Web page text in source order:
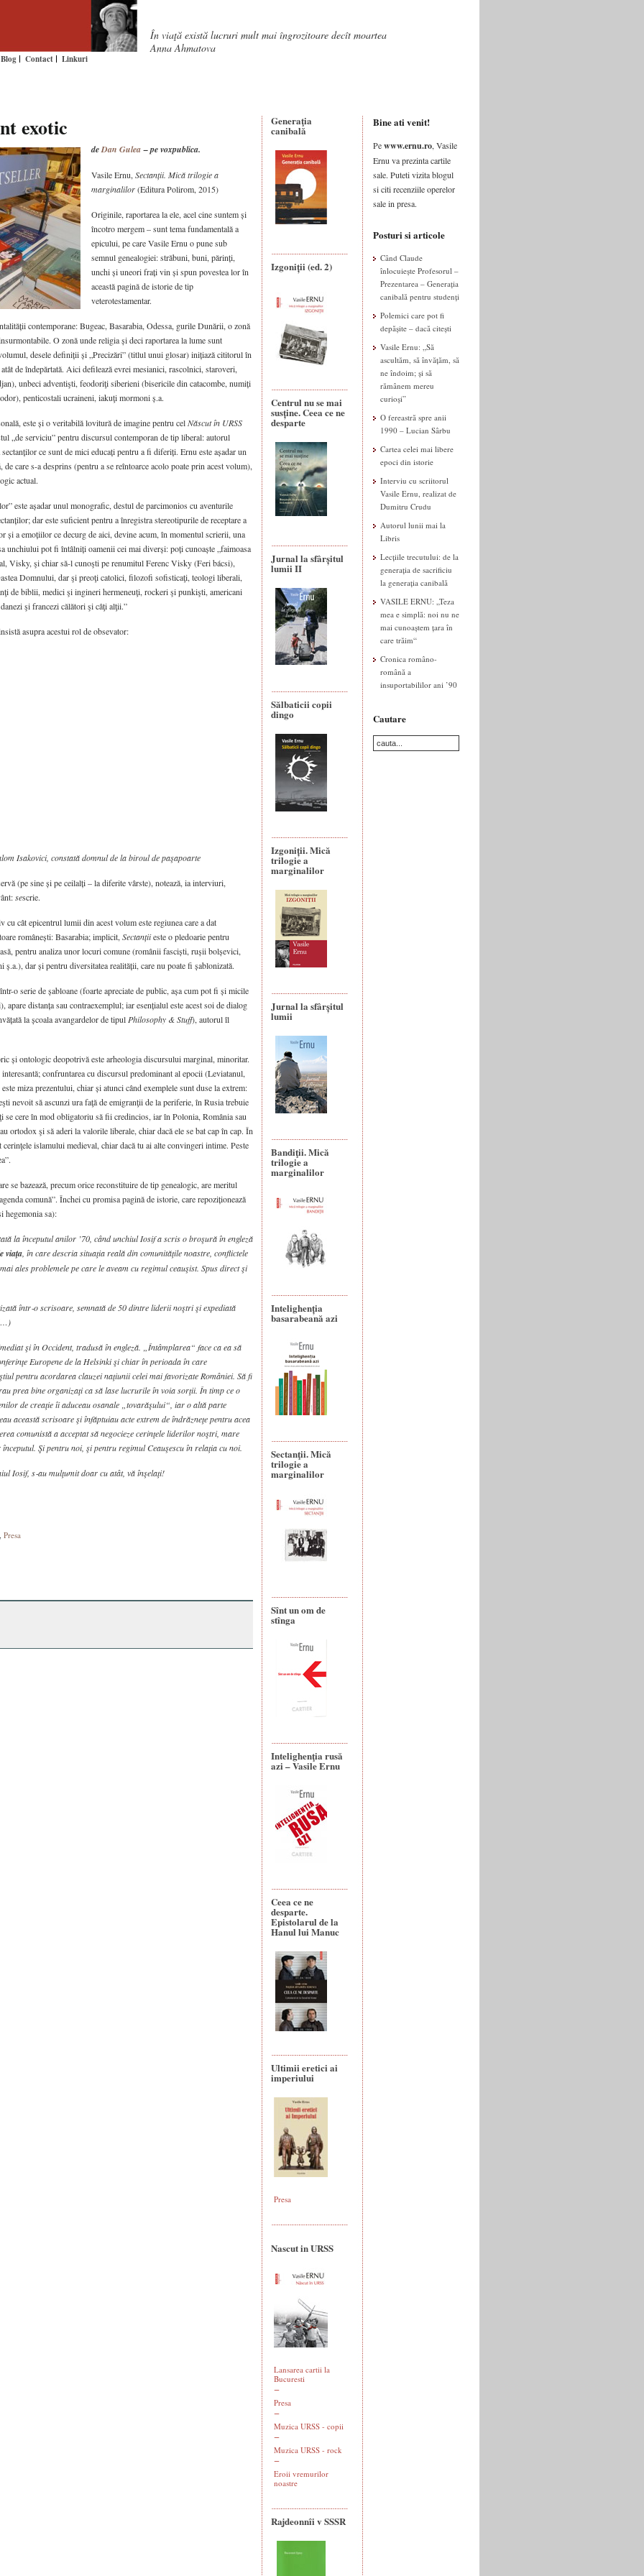
Blog Contact Linkuri
În viaţă există lucruri mult mai îngrozitoare decît moartea
Anna Ahmatova
exotic
deDan Gulea– pe voxpublica.
Vasile Ernu, Sectanții. Mică trilogie a
marginalilor(Editura Polirom, 2015)
Originile, raportarea la ele, acel cine suntem și
încotro mergem – sunt tema fundamentală a
epicului, pe care Vasile Ernu o pune sub
semnul genealogiei: străbuni, buni, părinți,
unchi și uneori frați vin și spun povestea lor în
această pagină de istorie de tip
veterotestamentar.
contemporane: Bugeac, Basarabia, Odessa, gurile Dunării, o zonă
O zonă unde religia și deci raportarea la lume sunt
desele definiții și „Precizări” (titlul unui glosar) inițiază cititorul în
de îndepărtată. Aici defilează evrei mesianici, rascolnici, staroveri,
unbeci adven­tişti, feodoriţi siberieni (bisericile din catacombe, numiți
penticostali ucraineni, iakuţi mormoni ș.a.
este și o veritabilă lovitură de imagine pentru celNăscut în URSS
„de serviciu” pentru discursul contemporan de tip liberal: autorul
ce sunt de mici educați pentru a fi diferiți. Ernu este așadar un
de care s-a desprins (pentru a se reîntoarce acolo poate prin acest volum),
actual.
este așadar unul monografic, destul de parcimonios cu aventurile
dar este suficient pentru a înregistra stereotipurile de receptare a
și a emoțiilor ce decurg de aici, devine acum, în momentul scrierii, una
unchiului pot fi întâlniți oamenii cei mai diverși: poți cunoaște „faimoasa
Visky, şi chiar să‑l cunoşti pe renumitul Ferenc Visky (Feri bácsi),
Domnului, dar şi preoţi catolici, filozofi sofisticaţi, teologi liberali,
de biblii, medici şi ingineri hermene­uţi, rockeri şi punkişti, americani
şi francezi călători şi câţi alţii.”
asupra acestui rol de obsevator:
Isakovici, constată domnul de la biroul de paşapoarte
(pe sine și pe ceilalți – la diferite vârste), notează, ia interviuri,
sescrie.
cu cât epicentrul lumii din acest volum este regiunea care a dat
românești: Basarabia; implicit, Sectanțiieste o pledoarie pentru
pentru analiza unor locuri comune (românii fasciști, rușii bolșevici,
dar și pentru diversitatea realității, care nu poate fi șablonizată.
o serie de șabloane (foarte apreciate de public, așa cum pot fi și micile
apare distanța sau contraexemplul; iar esențialul este acest soi de dialog
la școala avangardelor de tipul Philosophy & Stuff), autorul îl
și ontologic deopotrivă este arheologia discursului marginal, minoritar.
confruntarea cu discursul predominant al epocii (Leviatanul,
miza prezentului, chiar și atunci când exemplele sunt duse la extrem:
nevoit să ascunzi ura faţă de emigranţii de la perife­rie, în Rusia trebuie
se cere în mod obligatoriu să fii credincios, iar în Polonia, România sau
ortodox şi să aderi la valorile libe­rale, chiar dacă ele se bat cap în cap. În
islamului medie­val, chiar dacă tu ai alte convingeri intime. Peste
se bazează, precum orice reconstituire de tip genealogic, are meritul
comună”. Închei cu promisa pagină de istorie, care repoziționează
hegemonia sa):
la înce­putul anilor ’70, când unchiul Iosif a scris o broşură în engleză
viaţa , în care descria situaţia reală din comunităţile noastre, conflictele
ales problemele pe care le aveam cu regi­mul ceauşist. Spus direct şi
într‑o scrisoare, semnată de 50 dintre liderii noştri şi expe­diată
şi în Occident, tradusă în engleză. „Întâmplarea“ face ca ea să
Europene de la Helsinki şi chiar în perioada în care
pentru acordarea clauzei naţiunii celei mai favorizate României. Să fi
prea bine organizaţi ca să lase lucrurile în voia sorţii. În timp ce o
de creaţie îi aduceau osanale „tovarăşului“, iar o altă parte
această scrisoare şi înfăptuiau acte extrem de îndrăzneţe pen­tru acea
comunistă a acceptat să negocieze cerinţele liderilor noştri, mare
Şi pentru noi, şi pentru regimul Ceauşescu în relaţia cu noi.
Iosif, s‑au mulţumit doar cu atât, vă înşelaţi!
, Presa
Generaţia
canibală
Izgoniții (ed. 2)
Centrul nu se mai
susține. Ceea ce ne
desparte
Jurnal la sfârșitul
lumii II
Sălbaticii copii
dingo
Izgoniții. Mică
trilogie a
marginalilor
Jurnal la sfârșitul
lumii
Bandiţii. Mică
trilogie a
marginalilor
Intelighenția
basarabeană azi
Sectanţii. Mică
trilogie a
marginalilor
Sînt un om de
stînga
Intelighenţia rusă
azi – Vasile Ernu
Ceea ce ne
desparte.
Epistolarul de la
Hanul lui Manuc
Ultimii eretici ai
imperiului
Presa
Nascut in URSS
Lansarea cartii la
Bucuresti
Presa
Muzica URSS - copii
Muzica URSS - rock
Eroii vremurilor
noastre
Rajdeonnîi v SSSR
Bine ati venit!
Pewww.ernu.ro, Vasile
Ernu va prezinta cartile
sale. Puteti vizita blogul
si citi recenziile operelor
sale in presa.
Posturi si articole
Când Claude
înlocuiește Profesorul –
Prezentarea – Generația
canibală pentru studenți
Polemici care pot fi
depășite – dacă citești
Vasile Ernu: „Să
ascultăm, să învățăm, să
ne îndoim; și să
rămânem mereu
curioși”
O fereastră spre anii
1990 – Lucian Sârbu
Cartea celei mai libere
epoci din istorie
Interviu cu scriitorul
Vasile Ernu, realizat de
Dumitru Crudu
Autorul lunii mai la
Libris
Lecțiile trecutului: de la
generația de sacrificiu
la generația canibală
VASILE ERNU: „Teza
mea e simplă: noi nu ne
mai cunoaștem țara în
care trăim“
Cronica româno-
română a
insuportabililor ani ’90
Cautare